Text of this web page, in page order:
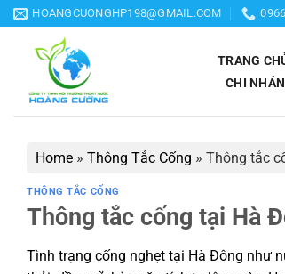
Bỏ
qua
HOANGCUONGHP198@GMAIL.COM
TRANG
CHI
Home » Thông Tắc Cống » Thông tắc
THÔNG TẮC CỐNG
Thông tắc cống tại Hà
Tình trạng cống nghẹt tại Hà Đông như